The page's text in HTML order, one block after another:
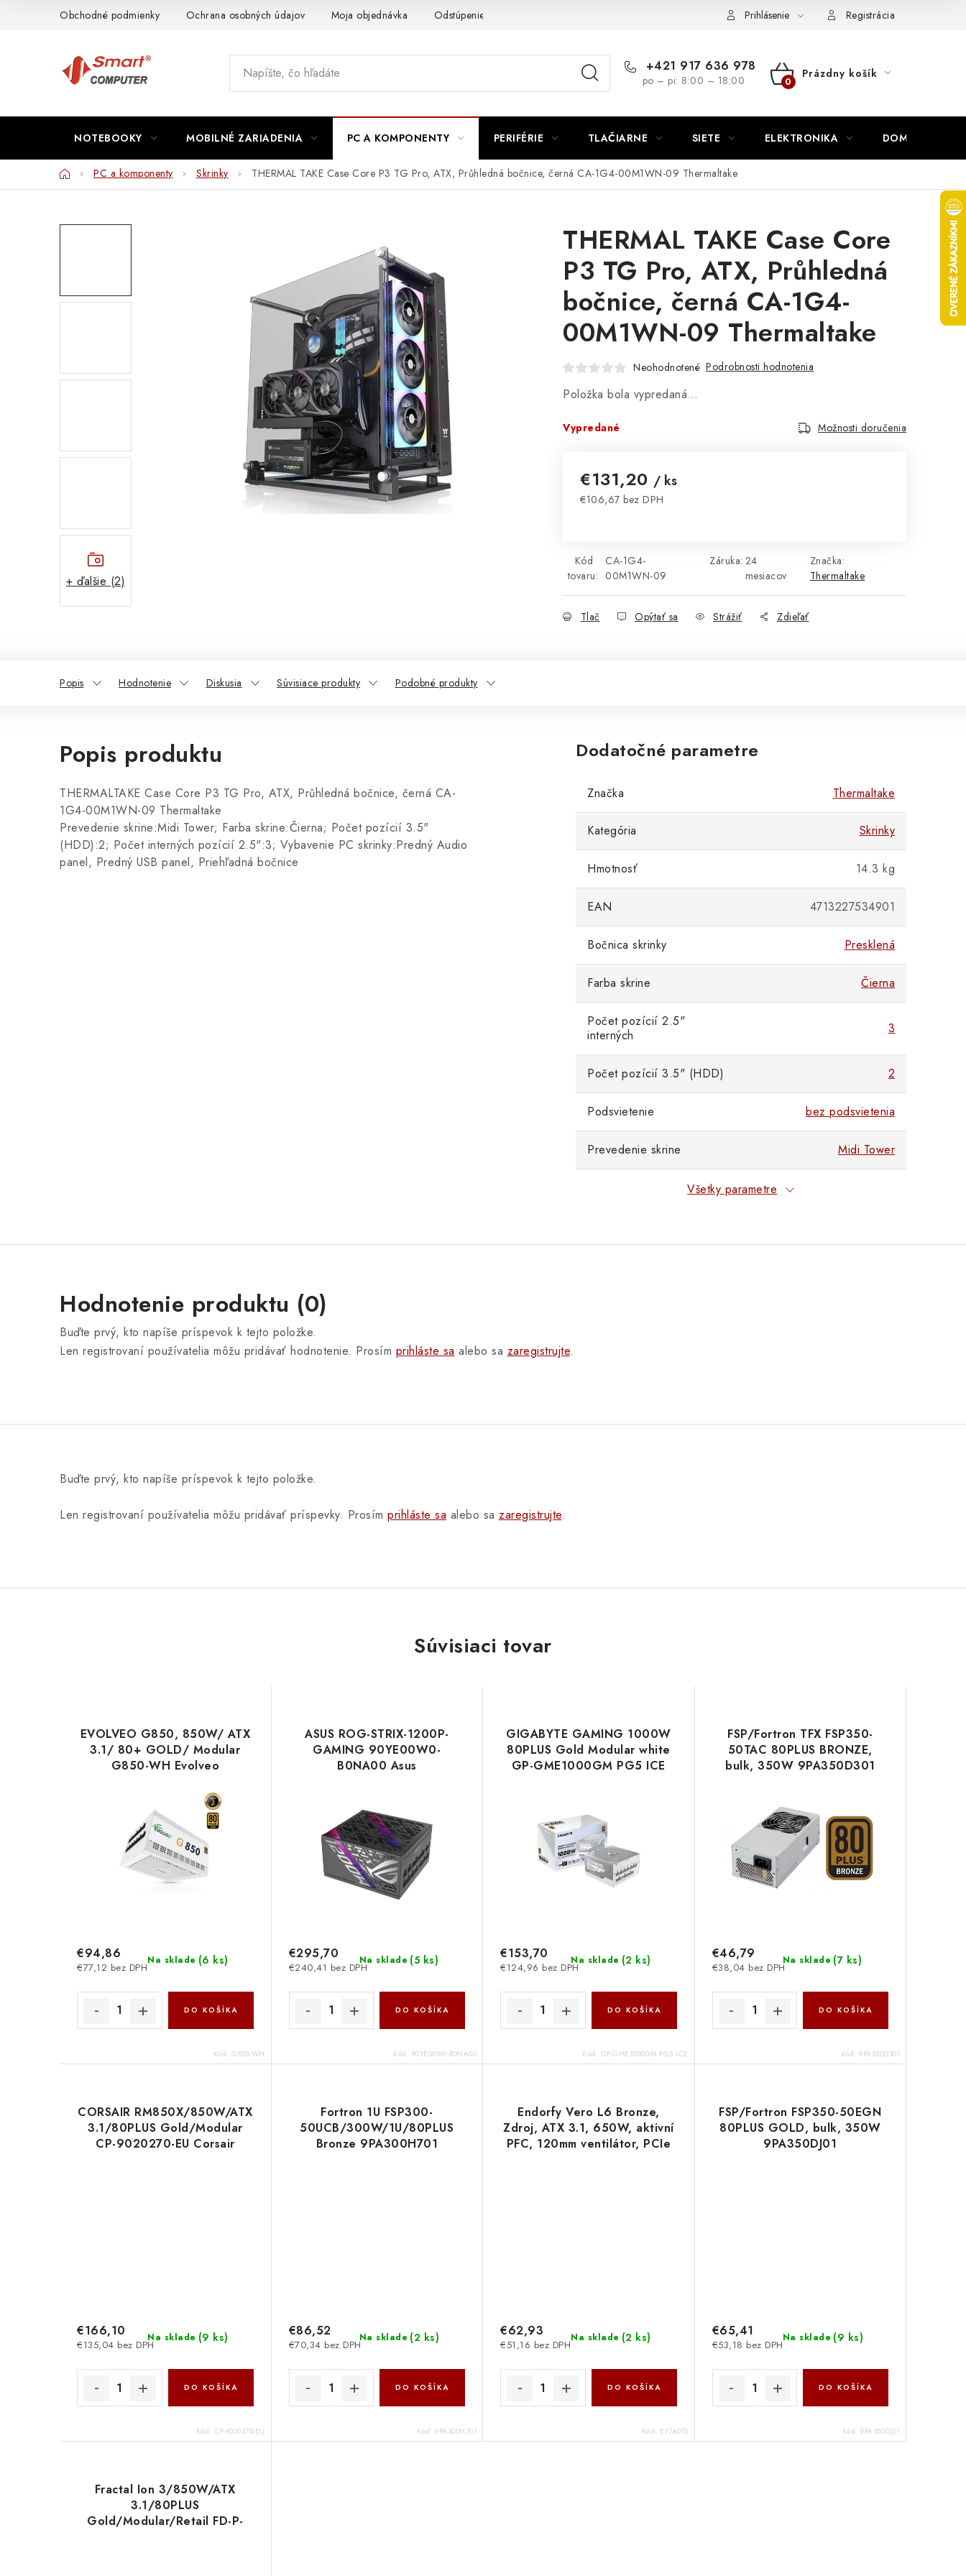
Obchodné podmienky Ochrana osobných údajov Moja objednávka Odstúpenie od zmluvy Napíšte námPrihlásenie Registrácia
+421 917 636 978
po – pi: 8:00 – 18:00
NÁKUPNÝ
Prázdny košík
NOTEBOOKY MOBILNÉ ZARIADENIA PC A KOMPONENTY PERIFÉRIE TLAČIARNE SIETE ELEKTRONIKA DOMÁCNOSŤ
DomovPC a komponenty Skrinky THERMAL TAKE Case Core P3 TG Pro, ATX, Průhledná bočnice, černá CA-1G4-00M1WN-09 Thermaltake
+ ďalšie (2)
THERMAL TAKE Case Core
P3 TG Pro, ATX, Průhledná
bočnice, černá CA-1G4-
00M1WN-09 Thermaltake
Neohodnotené Podrobnosti hodnotenia
Položka bola vypredaná…
Vypredané Možnosti doručenia
€131,20 / ks
€106,67 bez DPH
Kód
tovaru:
CA-1G4-
00M1WN-09
Záruka: 24
mesiacov
Značka:
Thermaltake
Tlač Opýtať sa Strážiť Zdieľať
Popis Hodnotenie Diskusia Súvisiace produkty Podobné produkty
Popis produktu
THERMALTAKE Case Core P3 TG Pro, ATX, Průhledná bočnice, černá CA-
1G4-00M1WN-09 Thermaltake
Prevedenie skrine:Midi Tower; Farba skrine:Čierna; Počet pozícií 3.5"
(HDD):2; Počet interných pozícií 2.5":3; Vybavenie PC skrinky:Predný Audio
panel, Predný USB panel, Priehľadná bočnice
Dodatočné parametre
Značka Thermaltake
Kategória Skrinky
Hmotnosť 14.3 kg
EAN 4713227534901
Bočnica skrinky Presklená
Farba skrine Čierna
Počet pozícií 2.5"
interných
3
Počet pozícií 3.5" (HDD) 2
Podsvietenie bez podsvietenia
Prevedenie skrine Midi Tower
Všetky parametre
Hodnotenie produktu (0)
Buďte prvý, kto napíše príspevok k tejto položke.
Len registrovaní používatelia môžu pridávať hodnotenie. Prosím prihláste sa alebo sa zaregistrujte.
Buďte prvý, kto napíše príspevok k tejto položke.
Len registrovaní používatelia môžu pridávať príspevky. Prosím prihláste sa alebo sa zaregistrujte.
Súvisiaci tovar
EVOLVEO G850, 850W/ ATX
3.1/ 80+ GOLD/ Modular
G850-WH Evolveo
Na sklade (6 ks)
€77,12 bez DPH
€94,86
DO KOŠÍKA
Kód: G850-WH
ASUS ROG-STRIX-1200P-
GAMING 90YE00W0-
B0NA00 Asus
Na sklade (5 ks)
€240,41 bez DPH
€295,70
DO KOŠÍKA
Kód: 90YE00W0-B0NA00
GIGABYTE GAMING 1000W
80PLUS Gold Modular white
GP-GME1000GM PG5 ICE
Na sklade (2 ks)
€124,96 bez DPH
€153,70
DO KOŠÍKA
Kód: GP-GME1000GM PG5 ICE
FSP/Fortron TFX FSP350-
50TAC 80PLUS BRONZE,
bulk, 350W 9PA350D301
Na sklade (7 ks)
€38,04 bez DPH
€46,79
DO KOŠÍKA
Kód: 9PA350D301
CORSAIR RM850X/850W/ATX
3.1/80PLUS Gold/Modular
CP-9020270-EU Corsair
Na sklade (9 ks)
€135,04 bez DPH
€166,10
DO KOŠÍKA
Kód: CP-9020270-EU
Fortron 1U FSP300-
50UCB/300W/1U/80PLUS
Bronze 9PA300H701
Na sklade (2 ks)
€70,34 bez DPH
€86,52
DO KOŠÍKA
Kód: 9PA300H701
Endorfy Vero L6 Bronze,
Zdroj, ATX 3.1, 650W, aktivní
PFC, 120mm ventilátor, PCIe
Na sklade (2 ks)
€51,16 bez DPH
€62,93
DO KOŠÍKA
Kód: EY7A015
FSP/Fortron FSP350-50EGN
80PLUS GOLD, bulk, 350W
9PA350DJ01
Na sklade (9 ks)
€53,18 bez DPH
€65,41
DO KOŠÍKA
Kód: 9PA350DJ01
Fractal Ion 3/850W/ATX
3.1/80PLUS
Gold/Modular/Retail FD-P-